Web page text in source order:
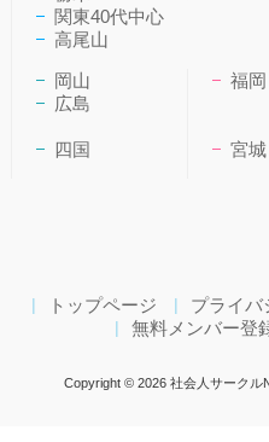
関東40代中心
高尾山
岡山
広島
四国
福岡
宮城
トップページ プライバ
無料メンバー登
Copyright © 2026 社会人サークル